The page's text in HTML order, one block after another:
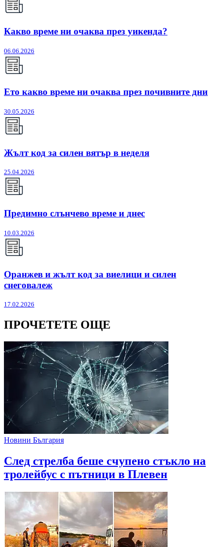
Какво време ни очаква през уикенда?
06.06.2026
Ето какво време ни очаква през почивните дни
30.05.2026
Жълт код за силен вятър в неделя
25.04.2026
Предимно слънчево време и днес
10.03.2026
Оранжев и жълт код за виелици и силен
снеговалеж
17.02.2026
ПРОЧЕТЕТЕ ОЩЕ
Новини България
След стрелба беше счупено стъкло на
тролейбус с пътници в Плевен